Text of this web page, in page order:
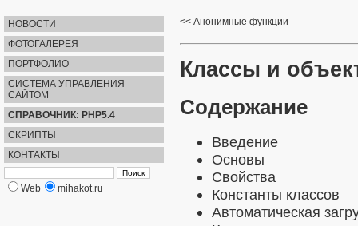
НОВОСТИ
ФОТОГАЛЕРЕЯ
ПОРТФОЛИО
СИСТЕМА УПРАВЛЕНИЯ
САЙТОМ
СПРАВОЧНИК: PHP5.4
СКРИПТЫ
КОНТАКТЫ
Web mihakot.ru
Анонимные функции
Классы и
Содержание
Введение
Основы
Свойства
Константы классов
Автоматическая